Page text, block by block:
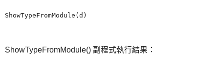
ShowTypeFromModule() 副程式執行結果：